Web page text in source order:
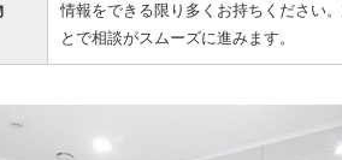
情報をできる限り多くお持ちください
とで相談がスムーズに進みます。